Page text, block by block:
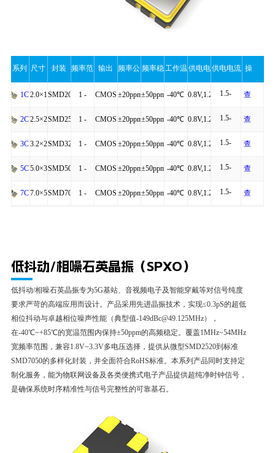
系列 尺寸 封装 频率范
围
输出 频率公
差
频率稳
定性
工作温
度
供电电
压
供电电流
（最大
值）
操
作
1CV2.0×1.6×0.75
SMD2016-
4P
1 -
54MHz
CMOS ±20ppm±50ppm -40℃
to
+85℃
0.8V,1.2V,1.5V
1.5-
2.0mA
查
看
详
细
2CV2.5×2.0×0.81
SMD2520-
4P
1 -
54MHz
CMOS ±20ppm±50ppm -40℃
to
+85℃
0.8V,1.2V,1.5V
1.5-
2.0mA
查
看
详
细
3CV3.2×2.5×0.95
SMD3225-
4P
1 -
54MHz
CMOS ±20ppm±50ppm -40℃
to
+85℃
0.8V,1.2V,1.5V
1.5-
2.0mA
查
看
详
5CV5.0×3.2×1.20
SMD5032-
4P
1 -
54MHz
CMOS ±20ppm±50ppm -40℃
to
0.8V,1.2V,1.5V
1.5-
2.0mA
查
看
7CV7.0×5.0×1.30
SMD7050-1 - CMOS ±20ppm±50ppm -40℃ 0.8V,1.2V,1.5V
1.5- 查
低抖动/相噪石英晶振（SPXO）
低抖动/相噪石英晶振专为5G基站、音视频电子及智能穿戴等对信号纯度
要求严苛的高端应用而设计。产品采用先进晶振技术，实现≤0.3pS的超低
相位抖动与卓越相位噪声性能（典型值-149dBc@49.125MHz），
在-40℃~+85℃的宽温范围内保持±50ppm的高频稳定。覆盖1MHz~54MHz
宽频率范围，兼容1.8V~3.3V多电压选择，提供从微型SMD2520到标准
SMD7050的多样化封装，并全面符合RoHS标准。本系列产品同时支持定
制化服务，能为物联网设备及各类便携式电子产品提供超纯净时钟信号，
是确保系统时序精准性与信号完整性的可靠基石。